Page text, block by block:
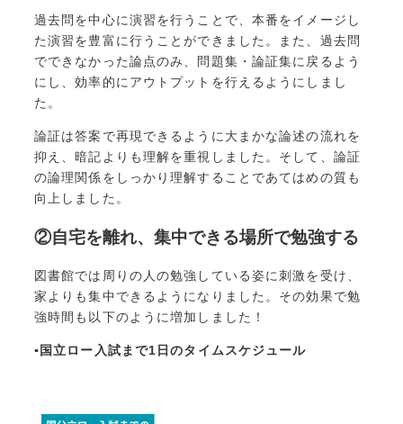
過去問を中心に演習を行うことで、本番をイメージし
た演習を豊富に行うことができました。また、過去問
でできなかった論点のみ、問題集・論証集に戻るよう
にし、効率的にアウトプットを行えるようにしまし
た。
論証は答案で再現できるように大まかな論述の流れを
抑え、暗記よりも理解を重視しました。そして、論証
の論理関係をしっかり理解することであてはめの質も
向上しました。
②自宅を離れ、集中できる場所で勉強する
図書館では周りの人の勉強している姿に刺激を受け、
家よりも集中できるようになりました。その効果で勉
強時間も以下のように増加しました！
▪️国立ロー入試まで1日のタイムスケジュール